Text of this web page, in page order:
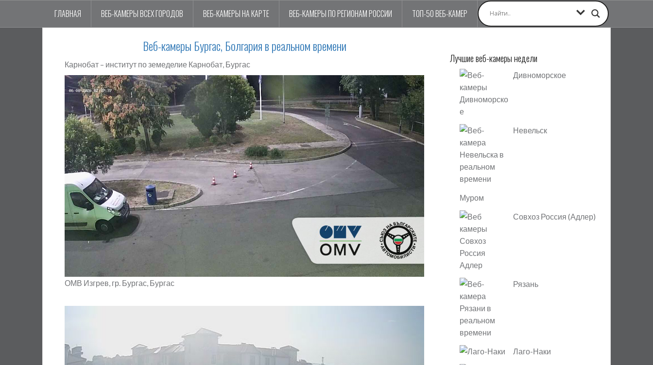
ГЛАВНАЯ ВЕБ-КАМЕРЫ ВСЕХ ГОРОДОВ ВЕБ-КАМЕРЫ НА КАРТЕ ВЕБ-КАМЕРЫ ПО РЕГИОНАМ РОССИИ ТОП-50 ВЕБ-КАМЕР
Веб-камеры Бургас, Болгария в реальном времени
Карнобат – институт по земеделие Карнобат, Бургас
ОМВ Изгрев, гр. Бургас, Бургас
Лучшие веб-камеры недели
Дивноморское
Невельск
Муром
Совхоз Россия (Адлер)
Рязань
Лаго-Наки